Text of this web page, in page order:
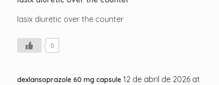
lasix diuretic over the counter
0
dexlansoprazole 60 mg capsule 12 de abril de 2026 at